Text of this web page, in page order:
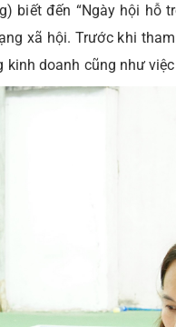
biết đến “Ngày hội hỗ
xã hội. Trước khi
doanh cũng như